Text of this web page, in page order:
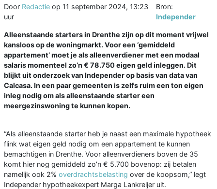
Door Redactie op 11 september 2024, 13:23
uur
Bron:
Independer
Alleenstaande starters in Drenthe zijn op dit moment vrijwel
kansloos op de woningmarkt. Voor een ‘gemiddeld
appartement’ moet je als alleenverdiener met een modaal
salaris momenteel zo’n € 78.750 eigen geld inleggen. Dit
blijkt uit onderzoek van Independer op basis van data van
Calcasa. In een paar gemeenten is zelfs ruim een ton eigen
inleg nodig om als alleenstaande starter een
meergezinswoning te kunnen kopen.
“Als alleenstaande starter heb je naast een maximale hypotheek
flink wat eigen geld nodig om een appartement te kunnen
bemachtigen in Drenthe. Voor alleenverdieners boven de 35
komt hier nog gemiddeld zo’n € 5.700 bovenop: zij betalen
namelijk ook 2% overdrachtsbelasting over de koopsom,” legt
Independer hypotheekexpert Marga Lankreijer uit.